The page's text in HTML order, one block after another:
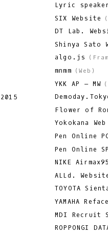
Lyric
SIX Website
DT Lab.
Shinya Sato
algo.js (
mnmm (Web )
YKK AP – MW (
2015
Flower of
Yokokana
Pen Online
Pen Online
NIKE
ALLd.
TOYOTA
YAMAHA
MDI Recruit
ROPPONGI